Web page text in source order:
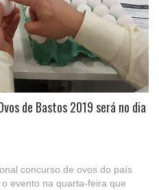
de Bastos 2019 será no dia
concurso de ovos do país
evento na quarta-feira que